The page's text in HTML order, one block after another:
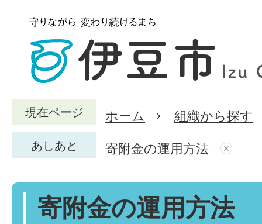
現在ページ ホーム 組織から探す
あしあと 寄附金の運用方法
寄附金の運用方法